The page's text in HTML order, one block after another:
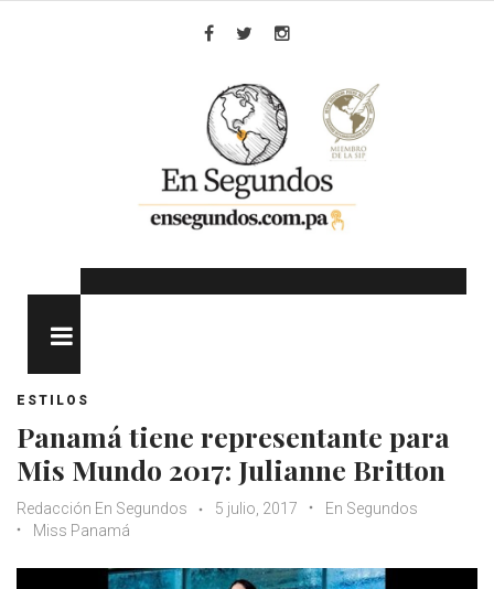
ESTILOS
Panamá tiene representante para
Mis Mundo 2017: Julianne Britton
Redacción En Segundos 5 julio, 2017
En Segundos
Miss Panamá